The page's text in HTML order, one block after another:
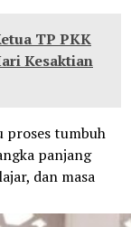
TP PKK
Kesaktian
proses tumbuh
panjang
dan masa